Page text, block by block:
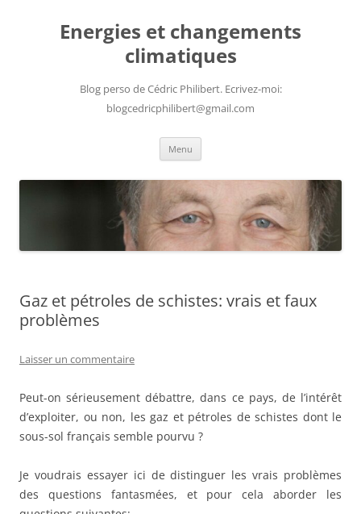
contenuEnergies et changements
climatiques
Blog perso de Cédric Philibert. Ecrivez-moi:
blogcedricphilibert@gmail.com
Menu
Gaz et pétroles de schistes: vrais et faux
problèmes
Laisser un commentaire
Peut-on sérieusement débattre, dans ce pays, de l’intérêt
d’exploiter, ou non, les gaz et pétroles de schistes dont le
sous-sol français semble pourvu ?
Je voudrais essayer ici de distinguer les vrais problèmes
des questions fantasmées, et pour cela aborder les